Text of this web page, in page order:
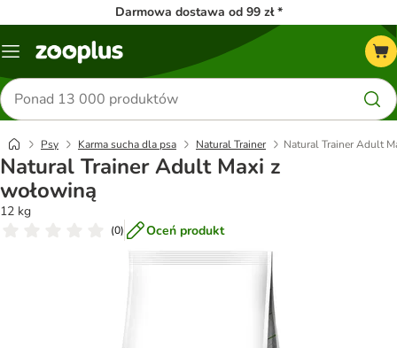
Darmowa dostawa od 99 zł *
Menu
Szukaj
produktów
Psy Karma sucha dla psa Natural Trainer Natural Trainer Adult
Natural Trainer Adult Maxi z
wołowiną
12 kg
(0) Oceń produkt